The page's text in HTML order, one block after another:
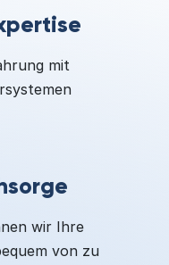
mit
wir Ihre
von zu